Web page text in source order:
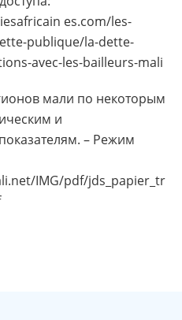
es.com/les-
publique/la-dette-
avec-les-bailleurs-mali
мали по некоторым
и
– Режим
IMG/pdf/jds_papier_tr